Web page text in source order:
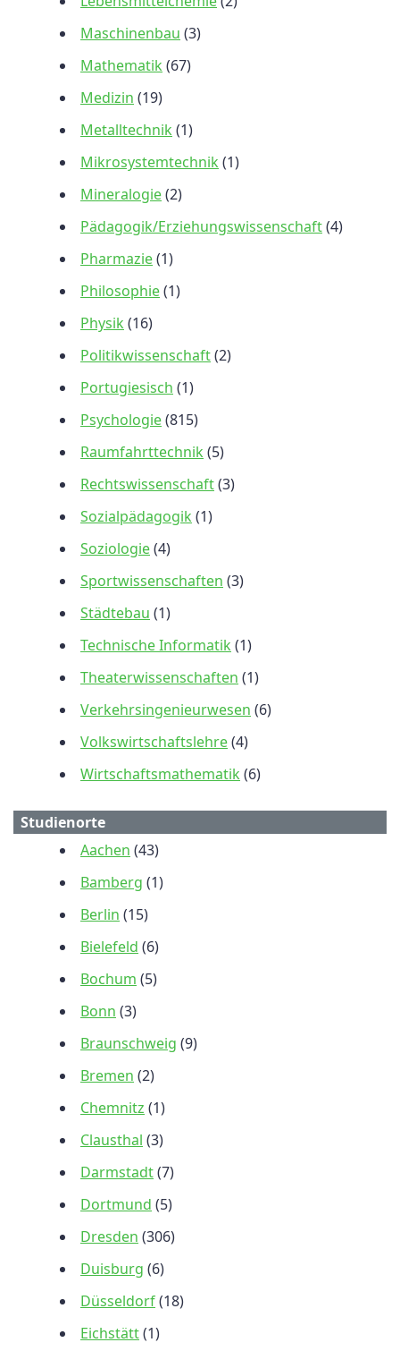
Maschinenbau (3)
Mathematik (67)
Medizin (19)
Metalltechnik (1)
Mikrosystemtechnik (1)
Mineralogie(2)
Pädagogik/Erziehungswissenschaft(4)
Pharmazie(1)
Philosophie(1)
Physik (16)
Politikwissenschaft(2)
Portugiesisch (1)
Psychologie(815)
Raumfahrttechnik (5)
Rechtswissenschaft(3)
Sozialpädagogik (1)
Soziologie(4)
Sportwissenschaften (3)
Städtebau (1)
Technische Informatik (1)
Theaterwissenschaften (1)
Verkehrsingenieurwesen (6)
Volkswirtschaftslehre(4)
Wirtschaftsmathematik (6)
Studienorte
Aachen (43)
Bamberg (1)
Berlin (15)
Bielefeld (6)
Bochum (5)
Bonn (3)
Braunschweig (9)
Bremen (2)
Chemnitz (1)
Clausthal (3)
Darmstadt(7)
Dortmund (5)
Dresden (306)
Duisburg (6)
Düsseldorf(18)
Eichstätt(1)